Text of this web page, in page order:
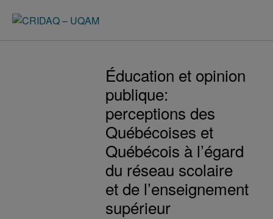
Éducation et opinion
publique:
perceptions des
Québécoises et
Québécois à l’égard
du réseau scolaire
et de l’enseignement
supérieur